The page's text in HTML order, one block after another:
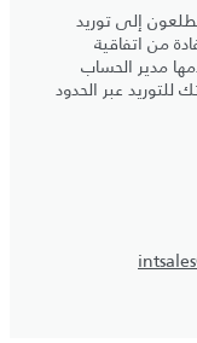
إلى توريد
من اتفاقية
مدير الحساب
عبر الحدود